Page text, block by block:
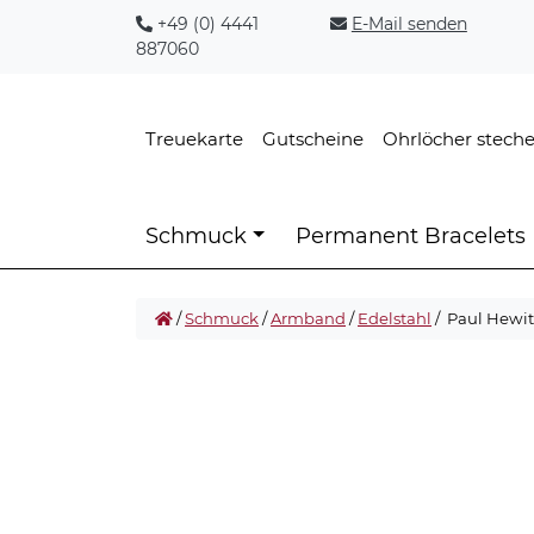
+49 (0) 4441
887060
E-Mail senden
Treuekarte Gutscheine Ohrlöcher
Schmuck Permanent Bracelets
/Schmuck/Armband /Edelstahl / Paul